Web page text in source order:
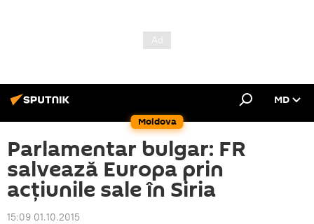
Moldova
MD
Parlamentar bulgar: FR
salvează Europa prin
acțiunile sale în Siria
15:09 01.10.2015